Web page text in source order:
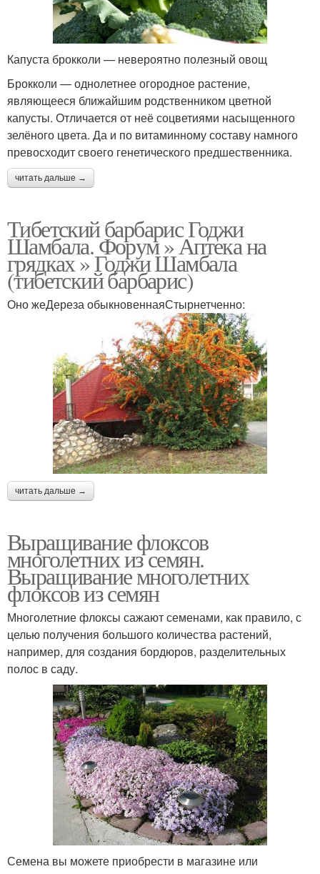
Капуста брокколи — невероятно полезный овощ
Брокколи — однолетнее огородное растение,
являющееся ближайшим родственником цветной
капусты. Отличается от неё соцветиями насыщенного
зелёного цвета. Да и по витаминному составу намного
превосходит своего генетического предшественника.
читать дальше →
Тибетский барбарис Годжи
Шамбала. Форум » Аптека на
грядках » Годжи Шамбала
(тибетский барбарис)
Оно жеДереза обыкновеннаяСтырнетченно:
читать дальше →
Выращивание флоксов
многолетних из семян.
Выращивание многолетних
флоксов из семян
Многолетние флоксы сажают семенами, как правило, с
целью получения большого количества растений,
например, для создания бордюров, разделительных
полос в саду.
Семена вы можете приобрести в магазине или